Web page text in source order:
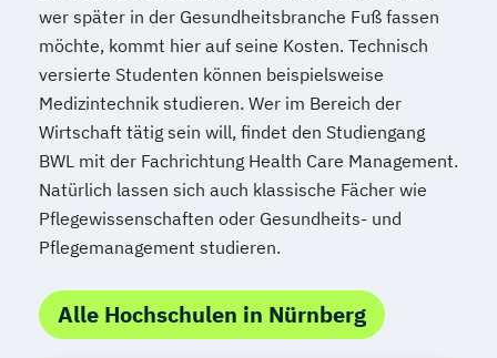
wer später in der Gesundheitsbranche Fuß fassen
möchte, kommt hier auf seine Kosten. Technisch
versierte Studenten können beispielsweise
Medizintechnik studieren. Wer im Bereich der
Wirtschaft tätig sein will, findet den Studiengang
BWL mit der Fachrichtung Health Care Management.
Natürlich lassen sich auch klassische Fächer wie
Pflegewissenschaften oder Gesundheits- und
Pflegemanagement studieren.
Alle Hochschulen in Nürnberg